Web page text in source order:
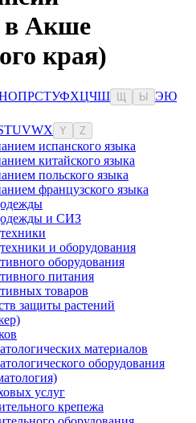
в Акше
края)
ОПРСТУФХЦЧШ Ы ЭЮ
TUVWX Y Z
испанского языка
китайского языка
польского языка
французского языка
и СИЗ
и оборудования
оборудования
питания
товаров
защиты растений
материалов
оборудования
услуг
крепежа